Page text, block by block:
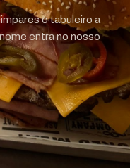
o tabuleiro a
entra no nosso